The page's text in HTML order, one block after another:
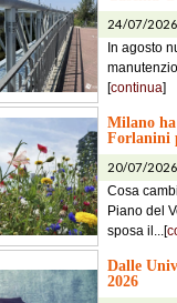
24/07/2026
In agosto
[continua]
Milano
Forlanini
20/07/2026
Cosa
Piano del
sposa il...[
Dalle
2026